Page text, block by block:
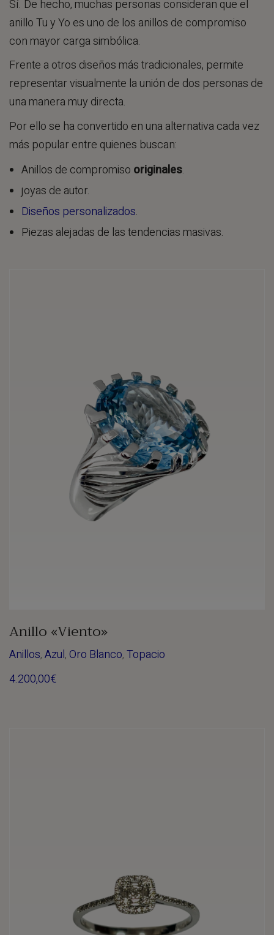
Sí. De hecho, muchas personas consideran que el
anillo Tu y Yo es uno de los anillos de compromiso
con mayor carga simbólica.
Frente a otros diseños más tradicionales, permite
representar visualmente la unión de dos personas de
una manera muy directa.
Por ello se ha convertido en una alternativa cada vez
más popular entre quienes buscan:
Anillos de compromiso originales.
joyas de autor.
Diseños personalizados.
Piezas alejadas de las tendencias masivas.
Anillo «Viento»
Anillos,Azul,Oro Blanco,Topacio
4.200,00€